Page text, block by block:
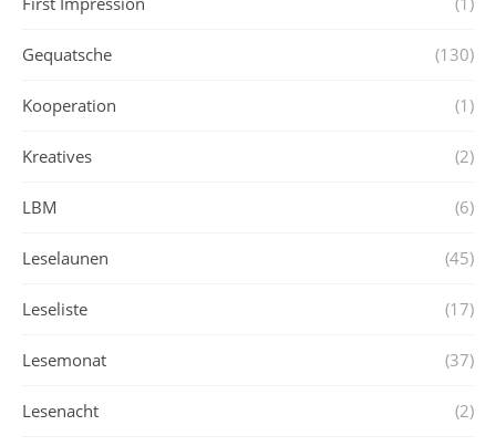
Gequatsche (130)
Kooperation (1)
Kreatives (2)
LBM (6)
Leselaunen (45)
Leseliste (17)
Lesemonat (37)
Lesenacht (2)